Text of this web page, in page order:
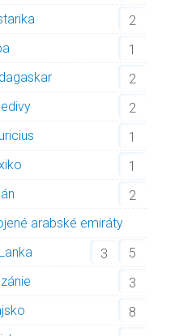
2
1
2
2
1
1
2
arabské emiráty
5
3
3
8